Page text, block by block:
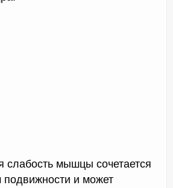
слабость мышцы сочетается
подвижности и может